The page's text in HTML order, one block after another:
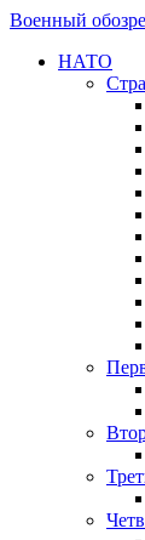
Военный
НАТО